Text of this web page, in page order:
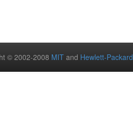
© 2002-2008 MIT and Hewlett-Packard